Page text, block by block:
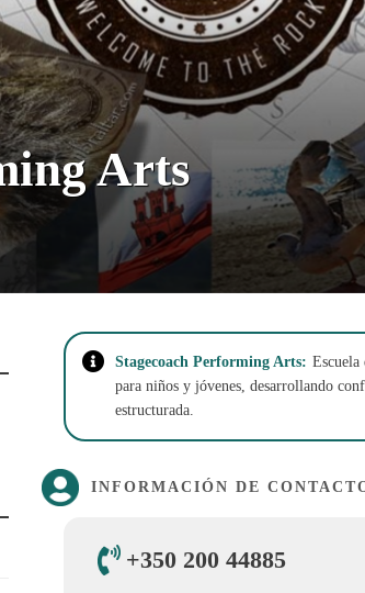
Arts
Stagecoach Performing Arts: Escuela
para niños y jóvenes, desarrollando
estructurada.
INFORMACIÓN DE
+350 200 44885